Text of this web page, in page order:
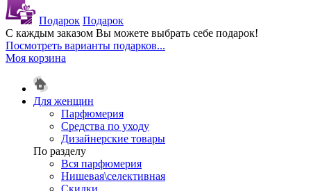
Подарок Подарок
С каждым заказом Вы можете выбрать себе подарок!
Посмотреть варианты подарков...
Моя корзина
Для женщин
Парфюмерия
Средства по уходу
Дизайнерские товары
По разделу
Вся парфюмерия
Нишевая\селективная
Скидки